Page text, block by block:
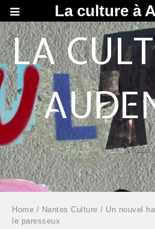
LA
Home / Nantes Culture / Un nouvel
le paresseux
La culture à